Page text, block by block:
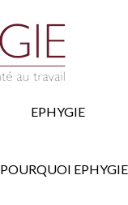
EPHYGIE
POURQUOI EPHYGIE